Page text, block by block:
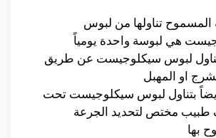
المسموح تناولها من لبوس
هي لبوسة واحدة يومياً
لبوس سيكلوجيست عن طريق
او المهبل
بتناول لبوس سيكلوجيست تحت
مختص لتحديد الجرعة
بها